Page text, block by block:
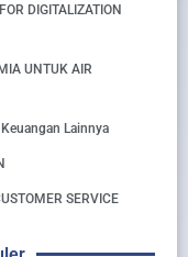
DIGITALIZATION
UNTUK AIR
Lainnya
SERVICE